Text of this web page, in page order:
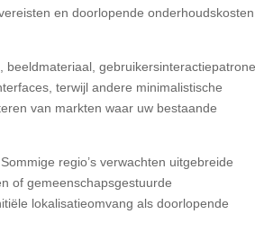
en doorlopende
beeldmateriaal,
terwijl andere minimalistische
van markten waar uw bestaande
regio’s verwachten uitgebreide
of gemeenschapsgestuurde
lokalisatieomvang als doorlopende